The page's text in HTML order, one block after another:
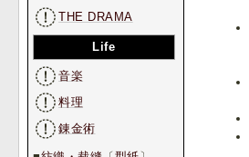
THE DRAMA
Life
音楽
料理
錬金術